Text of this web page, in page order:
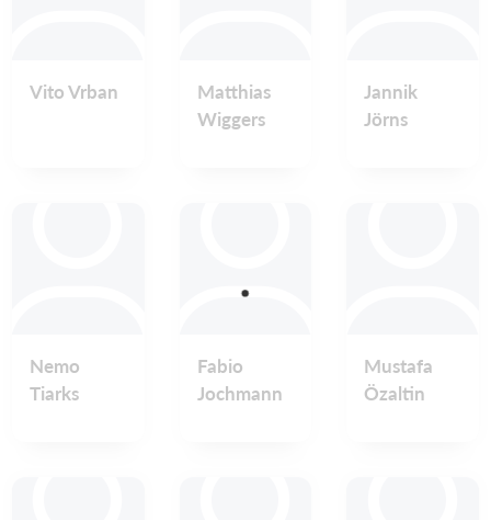
Vito Vrban
Matthias
Wiggers
Jannik
Jörns
Nemo
Tiarks
Fabio
Jochmann
Mustafa
Özaltin